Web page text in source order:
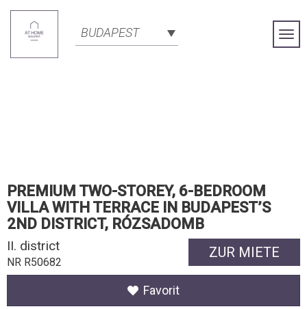
BUDAPEST
PREMIUM TWO-STOREY, 6-BEDROOM
VILLA WITH TERRACE IN BUDAPEST’S
2ND DISTRICT, RÓZSADOMB
ZUR MIETE
II. district
NR R50682
Favorit